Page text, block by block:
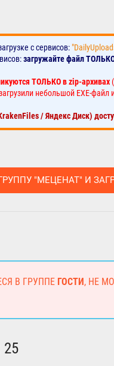
с сервисов:
загружайте файл
ТОЛЬКО в zip-архивах
небольшой EXE-файл
/ Яндекс Диск)
"МЕЦЕНАТ" И
В ГРУППЕ ГОСТИ, НЕ
25